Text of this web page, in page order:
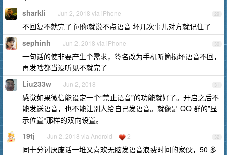
29
sharkli Jun 2, 2018 via iPhone
不回复不就完了 问你就说不点语音 坏几次事儿对方就记住了
30
sephinh Jun 2, 2018 via iPhone
一句话的使非要产生个需求，签名改为手机听筒损坏语音不回，
再发啥都当没听见不就完了
31
Liu233w Jun 2, 2018
感觉如果微信能设定一个“禁止语音”的功能就好了。开启之后不
能发送语音，也不能让别人给自己发语音。就像是 QQ 群的”显
示位置“那样的双向设置。
32
19tj Jun 2, 2018 via Android 2
同十分讨厌废话一堆又喜欢无脑发语音浪费时间的家伙，50 多